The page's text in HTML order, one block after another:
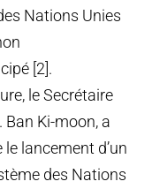
Nations Unies
[2].
le Secrétaire
Ban Ki-moon, a
lancement d’un
des Nations